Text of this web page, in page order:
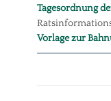
B
ü
r
b
e
e
Tagesordnung
Vorlage zur